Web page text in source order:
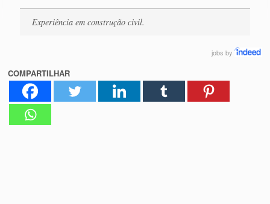
Experiência em construção civil.
jobs by
COMPARTILHAR